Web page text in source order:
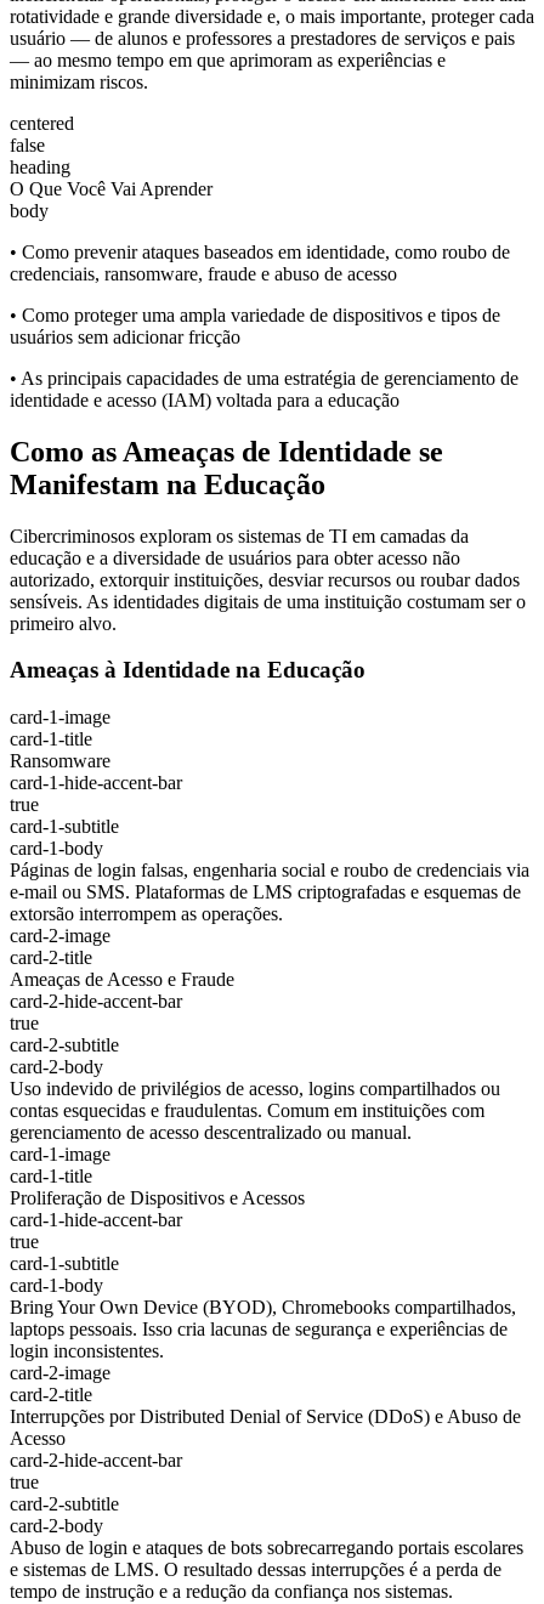
rotatividade e grande diversidade e, o mais importante, proteger cada
usuário — de alunos e professores a prestadores de serviços e pais
— ao mesmo tempo em que aprimoram as experiências e
minimizam riscos.
centered
false
heading
O Que Você Vai Aprender
body
• Como prevenir ataques baseados em identidade, como roubo de
credenciais, ransomware, fraude e abuso de acesso
• Como proteger uma ampla variedade de dispositivos e tipos de
usuários sem adicionar fricção
• As principais capacidades de uma estratégia de gerenciamento de
identidade e acesso (IAM) voltada para a educação
Como as Ameaças de Identidade se
Manifestam na Educação
Cibercriminosos exploram os sistemas de TI em camadas da
educação e a diversidade de usuários para obter acesso não
autorizado, extorquir instituições, desviar recursos ou roubar dados
sensíveis. As identidades digitais de uma instituição costumam ser o
primeiro alvo.
Ameaças à Identidade na Educação
card-1-image
card-1-title
Ransomware
card-1-hide-accent-bar
true
card-1-subtitle
card-1-body
Páginas de login falsas, engenharia social e roubo de credenciais via
e-mail ou SMS. Plataformas de LMS criptografadas e esquemas de
extorsão interrompem as operações.
card-2-image
card-2-title
Ameaças de Acesso e Fraude
card-2-hide-accent-bar
true
card-2-subtitle
card-2-body
Uso indevido de privilégios de acesso, logins compartilhados ou
contas esquecidas e fraudulentas. Comum em instituições com
gerenciamento de acesso descentralizado ou manual.
card-1-image
card-1-title
Proliferação de Dispositivos e Acessos
card-1-hide-accent-bar
true
card-1-subtitle
card-1-body
Bring Your Own Device (BYOD), Chromebooks compartilhados,
laptops pessoais. Isso cria lacunas de segurança e experiências de
login inconsistentes.
card-2-image
card-2-title
Interrupções por Distributed Denial of Service (DDoS) e Abuso de
Acesso
card-2-hide-accent-bar
true
card-2-subtitle
card-2-body
Abuso de login e ataques de bots sobrecarregando portais escolares
e sistemas de LMS. O resultado dessas interrupções é a perda de
tempo de instrução e a redução da confiança nos sistemas.